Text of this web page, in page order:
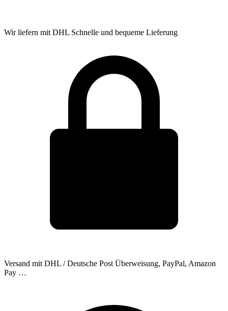
Wir liefern mit DHL Schnelle und bequeme Lieferung
Versand mit DHL / Deutsche Post Überweisung, PayPal, Amazon
Pay …